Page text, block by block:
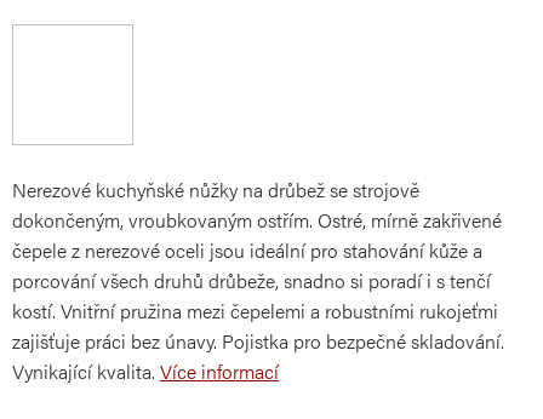
Nerezové kuchyňské nůžky na drůbež se strojově
dokončeným, vroubkovaným ostřím. Ostré, mírně zakřivené
čepele z nerezové oceli jsou ideální pro stahování kůže a
porcování všech druhů drůbeže, snadno si poradí i s tenčí
kostí. Vnitřní pružina mezi čepelemi a robustními rukojeťmi
zajišťuje práci bez únavy. Pojistka pro bezpečné skladování.
Vynikající kvalita. Více informací